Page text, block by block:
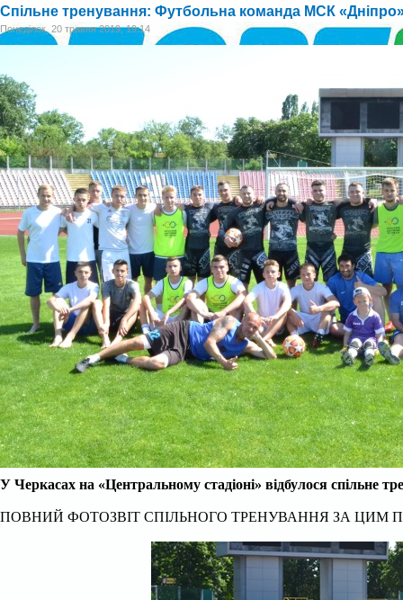
Спільне тренування: Футбольна команда МСК
Понеділок, 20 травня 2019, 19:14
У Черкасах на «Центральному стадіоні» відбулося спільне
ПОВНИЙ ФОТОЗВІТ СПІЛЬНОГО ТРЕНУВАННЯ ЗА ЦИМ